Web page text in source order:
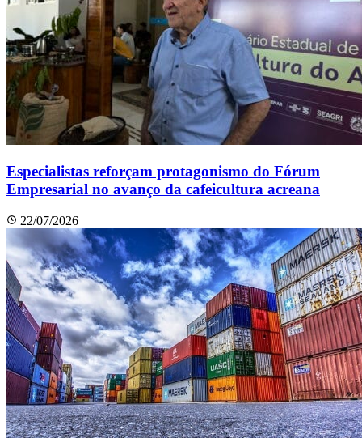
Especialistas reforçam protagonismo do Fórum
Empresarial no avanço da cafeicultura acreana
22/07/2026